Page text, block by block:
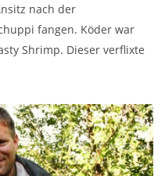
nach der
fangen. Köder war
Shrimp. Dieser verflixte